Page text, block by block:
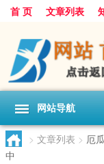
首 页 文章列表
网站导航
> 文章列表 > 厄
中